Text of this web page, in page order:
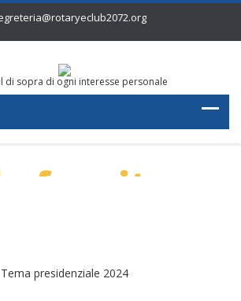
di sopra di ogni interesse personale
fornitura
Tema presidenziale 2024